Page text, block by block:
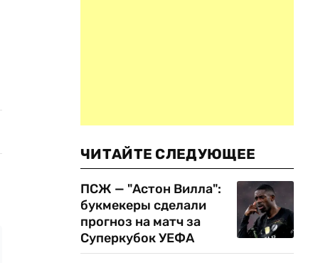
ЧИТАЙТЕ СЛЕДУЮЩЕЕ
ПСЖ — "Астон Вилла":
букмекеры сделали
прогноз на матч за
Суперкубок УЕФА